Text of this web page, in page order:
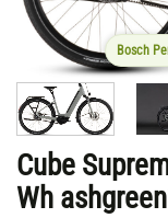
Bosch
Cube
Wh